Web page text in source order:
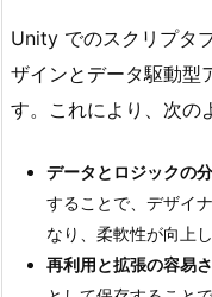
Unity でのスクリプタ
ザインとデータ駆動型
す。これにより、次の
データとロジックの
することで、デザイ
なり、柔軟性が向上し
再利用と拡張の容易さ